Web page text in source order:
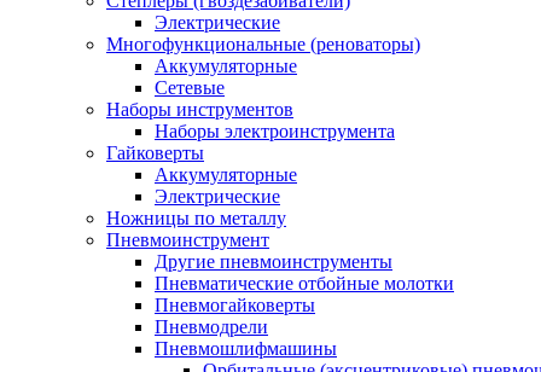
Электрические
Многофункциональные (реноваторы)
Аккумуляторные
Сетевые
Наборы инструментов
Наборы электроинструмента
Гайковерты
Аккумуляторные
Электрические
Ножницы по металлу
Пневмоинструмент
Другие пневмоинструменты
Пневматические отбойные молотки
Пневмогайковерты
Пневмодрели
Пневмошлифмашины